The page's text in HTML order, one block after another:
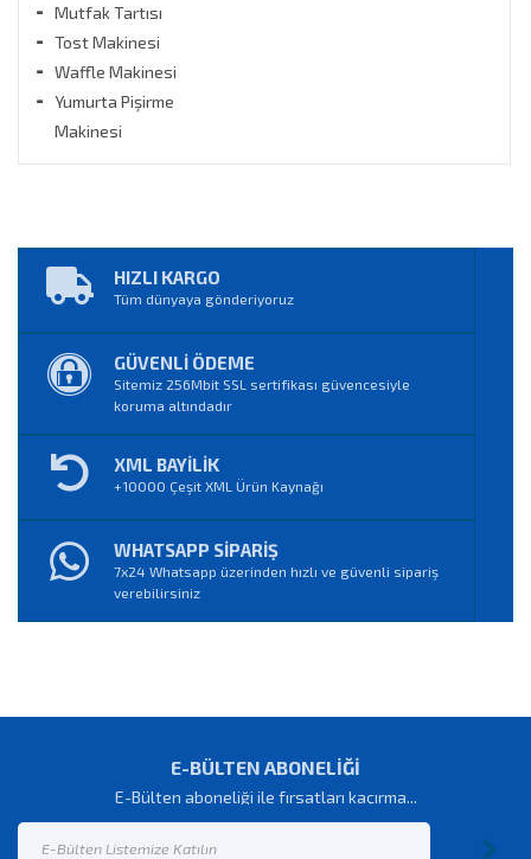
Mutfak Tartısı
Tost Makinesi
Waffle Makinesi
Yumurta Pişirme
Makinesi
HIZLI KARGO
Tüm dünyaya gönderiyoruz
GÜVENLİ ÖDEME
Sitemiz 256Mbit SSL sertifikası güvencesiyle
koruma altındadır
XML BAYİLİK
+10000 Çeşit XML Ürün Kaynağı
WHATSAPP SİPARİŞ
7x24 Whatsapp üzerinden hızlı ve güvenli sipariş
verebilirsiniz
E-BÜLTEN ABONELİĞİ
E-Bülten aboneliği ile fırsatları kaçırma...